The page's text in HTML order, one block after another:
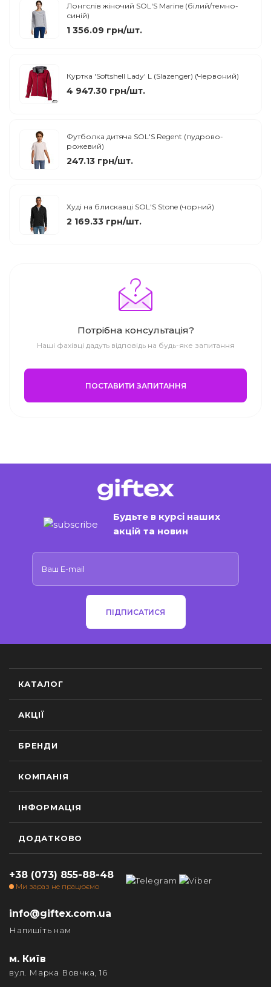
Лонгслів жіночий SOL'S Marine (білий/темно-
синій)
1 356.09 грн/шт.
Куртка 'Softshell Lady' L (Slazenger) (Червоний)
4 947.30 грн/шт.
Футболка дитяча SOL'S Regent (пудрово-
рожевий)
247.13 грн/шт.
Худі на блискавці SOL'S Stone (чорний)
2 169.33 грн/шт.
Потрібна консультація?
Наші фахівці дадуть відповідь на будь-яке запитання
ПОСТАВИТИ ЗАПИТАННЯ
Будьте в курсі наших
акцій та новин
ПІДПИСАТИСЯ
КАТАЛОГ
АКЦІЇ
БРЕНДИ
КОМПАНІЯ
ІНФОРМАЦІЯ
ДОДАТКОВО
+38 (073) 855-88-48
Ми зараз не працюємо
info@giftex.com.ua
Напишіть нам
м. Київ
вул. Марка Вовчка, 16